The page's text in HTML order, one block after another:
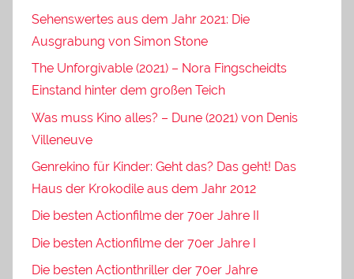
Sehenswertes aus dem Jahr 2021: Die
Ausgrabung von Simon Stone
The Unforgivable (2021) – Nora Fingscheidts
Einstand hinter dem großen Teich
Was muss Kino alles? – Dune (2021) von Denis
Villeneuve
Genrekino für Kinder: Geht das? Das geht! Das
Haus der Krokodile aus dem Jahr 2012
Die besten Actionfilme der 70er Jahre II
Die besten Actionfilme der 70er Jahre I
Die besten Actionthriller der 70er Jahre